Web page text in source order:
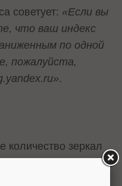
советует: «Если вы
что ваш индекс
по одной
пожалуйста,
.
количество зеркал
машин и
в